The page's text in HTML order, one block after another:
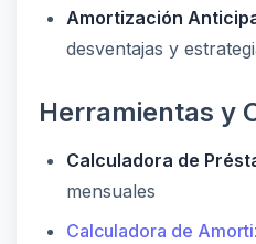
Amortización
desventajas y
Herramientas y
Calculadora de
mensuales
Calculadora de